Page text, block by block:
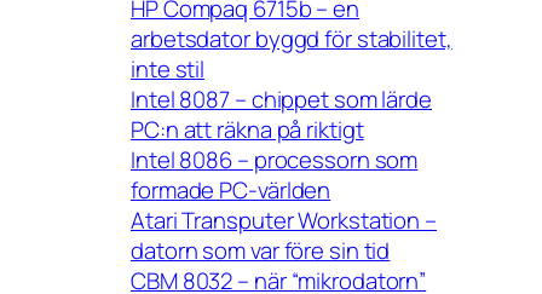
HP Compaq 6715b – en
arbetsdator byggd för stabilitet,
inte stil
Intel 8087 – chippet som lärde
PC:n att räkna på riktigt
Intel 8086 – processorn som
formade PC-världen
Atari Transputer Workstation –
datorn som var före sin tid
CBM 8032 – när “mikrodatorn”